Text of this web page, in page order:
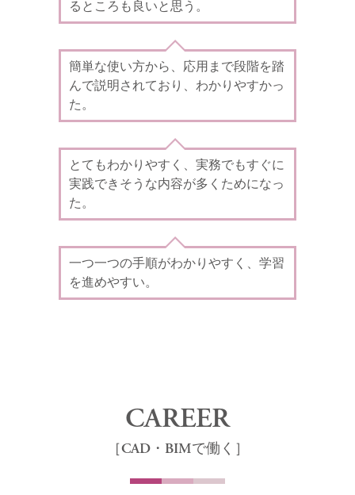
るところも良いと思う。
簡単な使い方から、応用まで段階を踏
んで説明されており、わかりやすかっ
た。
とてもわかりやすく、実務でもすぐに
実践できそうな内容が多くためになっ
た。
一つ一つの手順がわかりやすく、学習
を進めやすい。
CAREER
［CAD・BIMで働く］